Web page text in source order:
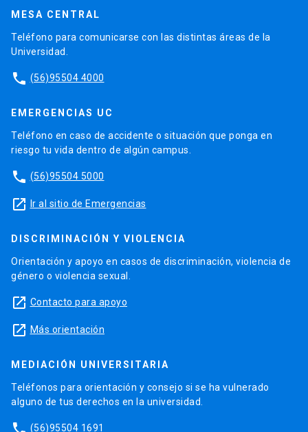
MESA CENTRAL
Teléfono para comunicarse con las distintas áreas de la
Universidad.
phone (56)95504 4000
EMERGENCIAS UC
Teléfono en caso de accidente o situación que ponga en
riesgo tu vida dentro de algún campus.
phone (56)95504 5000
launch Ir al sitio de Emergencias
DISCRIMINACIÓN Y VIOLENCIA
Orientación y apoyo en casos de discriminación, violencia de
género o violencia sexual.
launch Contacto para apoyo
launch Más orientación
MEDIACIÓN UNIVERSITARIA
Teléfonos para orientación y consejo si se ha vulnerado
alguno de tus derechos en la universidad.
(56)95504 1691